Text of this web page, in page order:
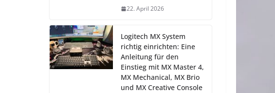
22. April 2026
Logitech MX System
richtig einrichten: Eine
Anleitung für den
Einstieg mit MX Master 4,
MX Mechanical, MX Brio
und MX Creative Console